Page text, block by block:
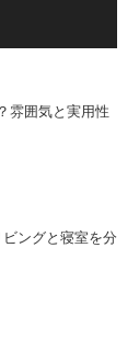
雰囲気と実用性
ングと寝室を分